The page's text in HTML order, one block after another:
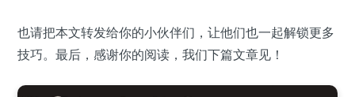
也请把本文转发给你的小伙伴们，让他们也一起解锁更多
技巧。最后，感谢你的阅读，我们下篇文章见！